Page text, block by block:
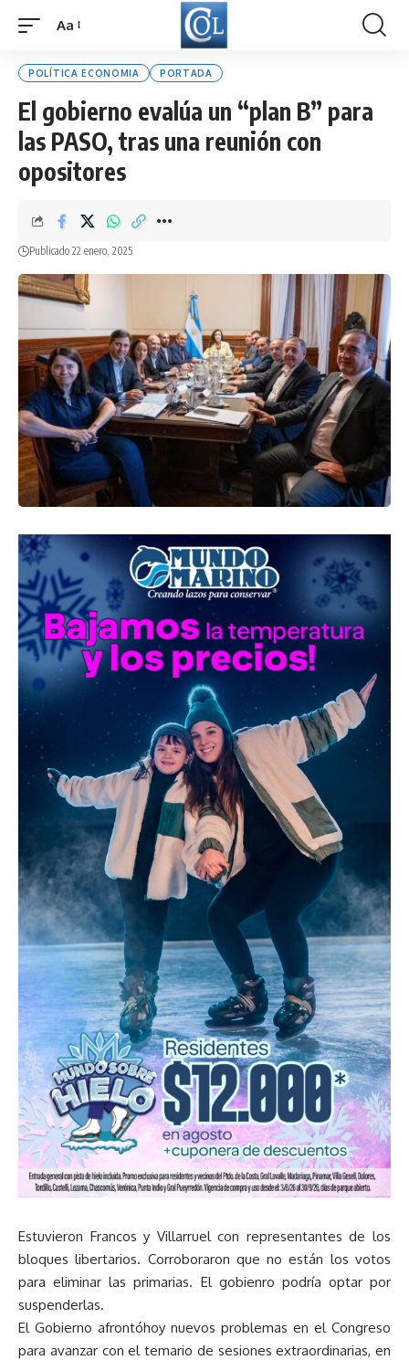
Font
Aa
POLÍTICA ECONOMIA PORTADA
El gobierno evalúa un “plan B” para
las PASO, tras una reunión con
opositores
Publicado 22 enero, 2025
Estuvieron Francos y Villarruel con representantes de los
bloques libertarios. Corroboraron que no están los votos
para eliminar las primarias. El gobienro podría optar por
suspenderlas.
El Gobierno afrontóhoy nuevos problemas en el Congreso
para avanzar con el temario de sesiones extraordinarias, en